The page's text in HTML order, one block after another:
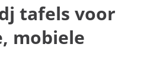
tafels voor
mobiele